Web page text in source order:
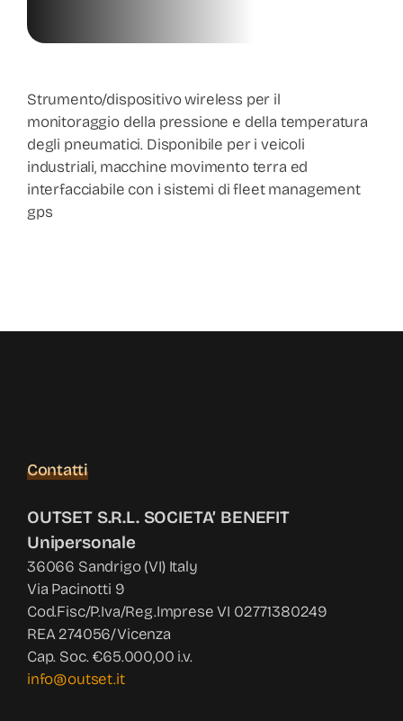
Strumento/dispositivo wireless per il
monitoraggio della pressione e della temperatura
degli pneumatici. Disponibile per i veicoli
industriali, macchine movimento terra ed
interfacciabile con i sistemi di fleet management
gps
Contatti
OUTSET S.R.L. SOCIETA’ BENEFIT
Unipersonale
36066 Sandrigo (VI) Italy
Via Pacinotti 9
Cod.Fisc/P.Iva/Reg.Imprese VI 02771380249
REA 274056/Vicenza
Cap. Soc. €65.000,00 i.v.
info@outset.it